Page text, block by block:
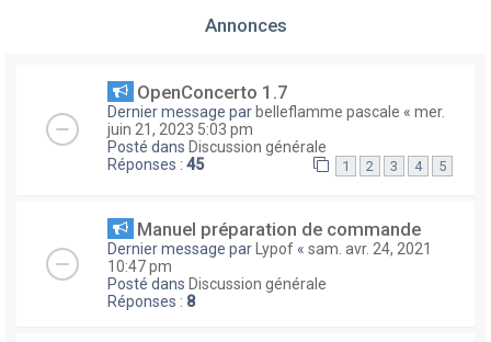
Annonces
OpenConcerto 1.7
Dernier message par belleflamme pascale « mer.
juin 21, 2023 5:03 pm
Posté dans Discussion générale
Réponses : 45 1 2 3 4 5
Manuel préparation de commande
Dernier message par Lypof « sam. avr. 24, 2021
10:47 pm
Posté dans Discussion générale
Réponses : 8